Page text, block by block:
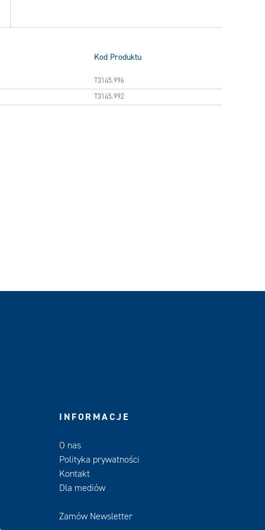
Kod Produktu
T3145.996
T3145.992
INFORMACJE
O nas
Polityka prywatności
Kontakt
Dla mediów
Zamów Newsletter